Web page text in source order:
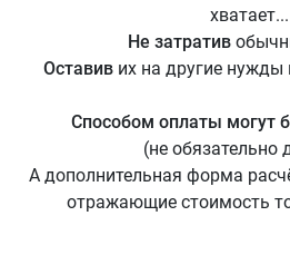
хватает...
Не затратив
Оставив их на другие
Способом оплаты могут
(не обязательно
А дополнительная форма
отражающие стоимость